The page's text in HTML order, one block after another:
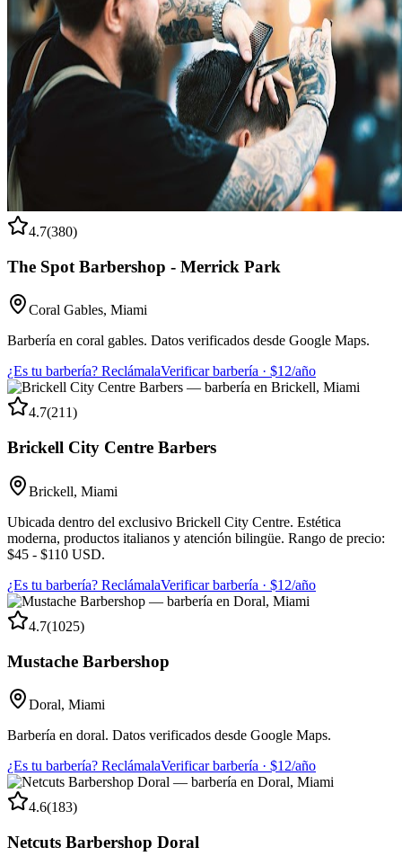
4.7(380)
The Spot Barbershop - Merrick Park
Coral Gables, Miami
Barbería en coral gables. Datos verificados desde Google Maps.
¿Es tu barbería? ReclámalaVerificar barbería · $12/año
4.7(211)
Brickell City Centre Barbers
Brickell, Miami
Ubicada dentro del exclusivo Brickell City Centre. Estética
moderna, productos italianos y atención bilingüe. Rango de precio:
$45 - $110 USD.
¿Es tu barbería? ReclámalaVerificar barbería · $12/año
4.7(1025)
Mustache Barbershop
Doral, Miami
Barbería en doral. Datos verificados desde Google Maps.
¿Es tu barbería? ReclámalaVerificar barbería · $12/año
4.6(183)
Netcuts Barbershop Doral